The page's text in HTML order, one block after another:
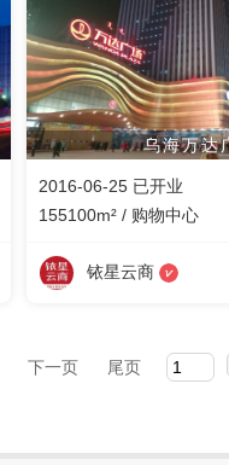
乌海万达
2016-06-25 已开业
155100m² / 购物中心
铱星云商
下一页 尾页